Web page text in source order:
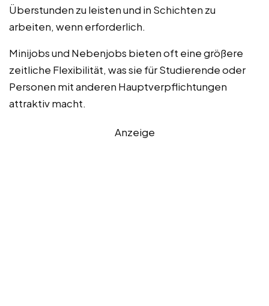
Überstunden zu leisten und in Schichten zu
arbeiten, wenn erforderlich.
Minijobs und Nebenjobs bieten oft eine größere
zeitliche Flexibilität, was sie für Studierende oder
Personen mit anderen Hauptverpflichtungen
attraktiv macht.
Anzeige